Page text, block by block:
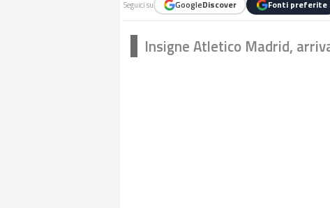
Seguici su GoogleDiscover Fonti preferite
Insigne Atletico Madrid,